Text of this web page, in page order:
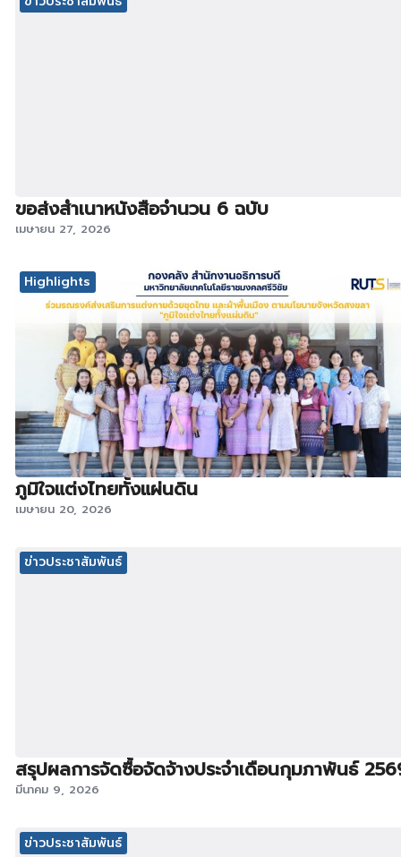
ขอส่งสำเนาหนังสือจำนวน 6 ฉบับ
เมษายน 27, 2026
Highlights
ภูมิใจแต่งไทยทั้งแผ่นดิน
เมษายน 20, 2026
ข่าวประชาสัมพันธ์
สรุปผลการจัดซื้อจัดจ้างประจำเดือนกุมภาพันธ์
มีนาคม 9, 2026
ข่าวประชาสัมพันธ์